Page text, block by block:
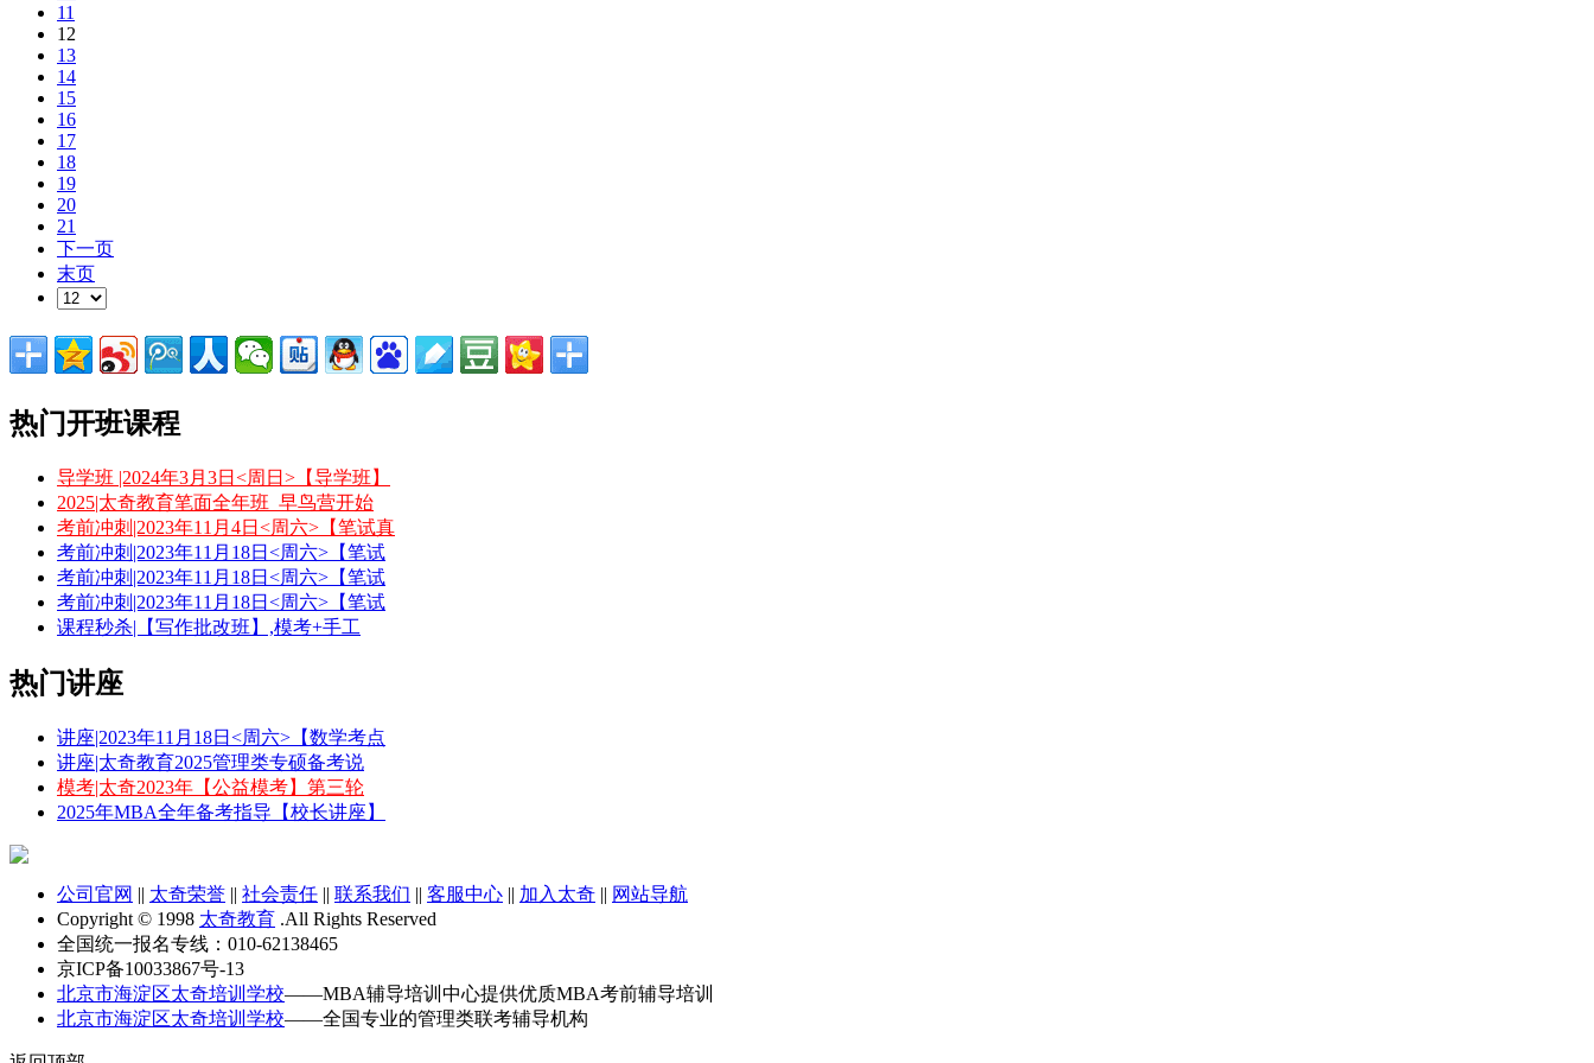
11
12
13
14
15
16
17
18
19
20
21
下一页
末页
热门开班课程
导学班 |2024年3月3日<周日>【导学班】
2025|太奇教育笔面全年班_早鸟营开始
考前冲刺|2023年11月4日<周六>【笔试真
考前冲刺|2023年11月18日<周六>【笔试
考前冲刺|2023年11月18日<周六>【笔试
考前冲刺|2023年11月18日<周六>【笔试
课程秒杀|【写作批改班】,模考+手工
热门讲座
讲座|2023年11月18日<周六>【数学考点
讲座|太奇教育2025管理类专硕备考说
模考|太奇2023年【公益模考】第三轮
2025年MBA全年备考指导【校长讲座】
公司官网 || 太奇荣誉 || 社会责任 || 联系我们 || 客服中心 || 加入太奇 || 网站导航
Copyright © 1998 太奇教育 .All Rights Reserved
全国统一报名专线：010-62138465
京ICP备10033867号-13
北京市海淀区太奇培训学校——MBA辅导培训中心提供优质MBA考前辅导培训
北京市海淀区太奇培训学校——全国专业的管理类联考辅导机构